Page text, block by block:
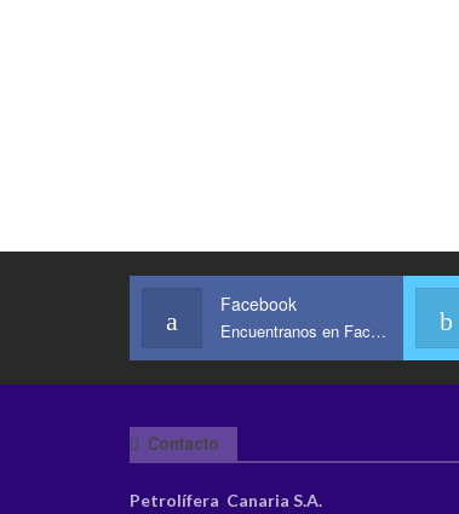
Facebook
Encuentranos en Facebook
Contacto
Petrolífera Canaria S.A.